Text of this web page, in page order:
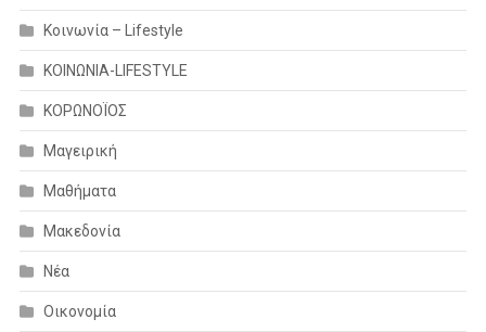
Κοινωνία – Lifestyle
ΚΟΙΝΩΝΙΑ-LIFESTYLE
ΚΟΡΩΝΟΪΟΣ
Μαγειρική
Μαθήματα
Μακεδονία
Νέα
Οικονομία